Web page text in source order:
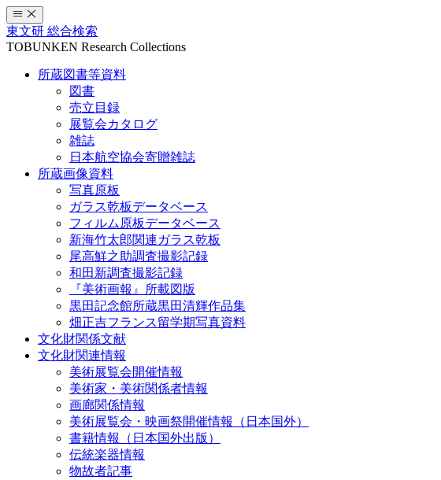
コ
ン
テ
東文研 総合検索
TOBUNKEN Research Collections
所蔵図書等資料
図書
売立目録
展覧会カタログ
雑誌
日本航空協会寄贈雑誌
所蔵画像資料
写真原板
ガラス乾板データベース
フィルム原板データベース
新海竹太郎関連ガラス乾板
尾高鮮之助調査撮影記録
和田新調査撮影記録
『美術画報』所載図版
黒田記念館所蔵黒田清輝作品集
畑正吉フランス留学期写真資料
文化財関係文献
文化財関連情報
美術展覧会開催情報
美術家・美術関係者情報
画廊関係情報
美術展覧会・映画祭開催情報（日本国外）
書籍情報（日本国外出版）
伝統楽器情報
物故者記事